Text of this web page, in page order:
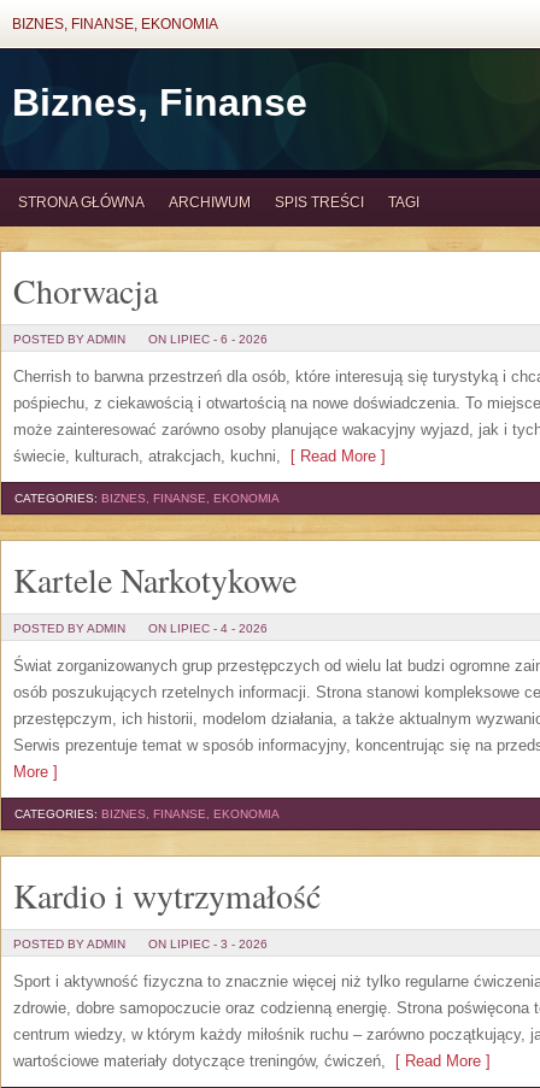
BIZNES, FINANSE, EKONOMIA
Biznes, Finanse
STRONA GŁÓWNA ARCHIWUM SPIS TREŚCI TAGI
Chorwacja
POSTED BY ADMIN ON LIPIEC - 6 - 2026
Cherrish to barwna przestrzeń dla osób, które interesują się turystyką i
pośpiechu, z ciekawością i otwartością na nowe doświadczenia. To
może zainteresować zarówno osoby planujące wakacyjny wyjazd, jak i
świecie, kulturach, atrakcjach, kuchni, [ Read More ]
CATEGORIES: BIZNES, FINANSE, EKONOMIA
Kartele Narkotykowe
POSTED BY ADMIN ON LIPIEC - 4 - 2026
Świat zorganizowanych grup przestępczych od wielu lat budzi ogromne
osób poszukujących rzetelnych informacji. Strona stanowi kompleksowe
przestępczym, ich historii, modelom działania, a także aktualnym
Serwis prezentuje temat w sposób informacyjny, koncentrując się na
More ]
CATEGORIES: BIZNES, FINANSE, EKONOMIA
Kardio i wytrzymałość
POSTED BY ADMIN ON LIPIEC - 3 - 2026
Sport i aktywność fizyczna to znacznie więcej niż tylko regularne
zdrowie, dobre samopoczucie oraz codzienną energię. Strona poświęcona
centrum wiedzy, w którym każdy miłośnik ruchu – zarówno początkujący,
wartościowe materiały dotyczące treningów, ćwiczeń, [ Read More ]